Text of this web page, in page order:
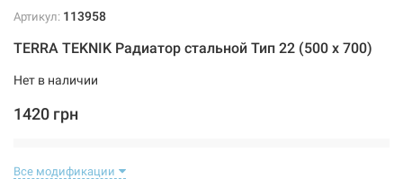
Артикул: 113958
TERRA TEKNIK Радиатор стальной Тип 22 (500 x 700)
Нет в наличии
1420 грн
Все модификации